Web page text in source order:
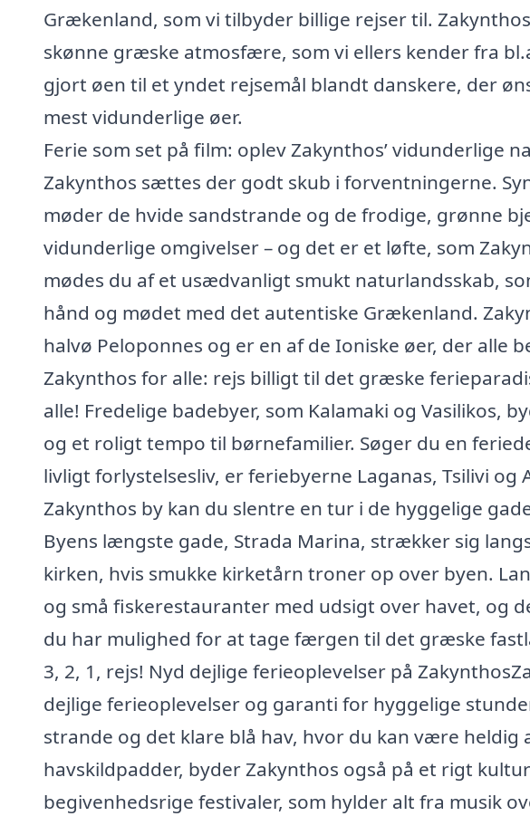
Grækenland, som vi tilbyder billige rejser til.
skønne græske atmosfære, som vi ellers kender fra
gjort øen til et yndet rejsemål blandt danskere, der
mest vidunderlige øer.
Ferie som set på film: oplev Zakynthos’ vidunderlige
Zakynthos sættes der godt skub i forventningerne.
møder de hvide sandstrande og de frodige, grønne
vidunderlige omgivelser – og det er et løfte, som
mødes du af et usædvanligt smukt naturlandsskab,
hånd og mødet med det autentiske Grækenland.
halvø Peloponnes og er en af de Ioniske øer, der alle
Zakynthos for alle: rejs billigt til det græske
alle! Fredelige badebyer, som Kalamaki og Vasilikos,
og et roligt tempo til børnefamilier. Søger du en
livligt forlystelsesliv, er feriebyerne Laganas, Tsilivi
Zakynthos by kan du slentre en tur i de hyggelige
Byens længste gade, Strada Marina, strækker sig
kirken, hvis smukke kirketårn troner op over byen.
og små fiskerestauranter med udsigt over havet, og
du har mulighed for at tage færgen til det græske
3, 2, 1, rejs! Nyd dejlige ferieoplevelser på
dejlige ferieoplevelser og garanti for hyggelige
strande og det klare blå hav, hvor du kan være heldig
havskildpadder, byder Zakynthos også på et rigt
begivenhedsrige festivaler, som hylder alt fra musik